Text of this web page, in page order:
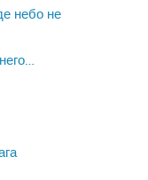
небо не